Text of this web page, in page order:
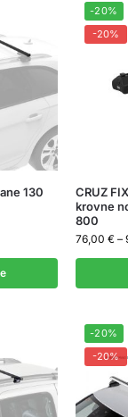
130
-20%
-20%
CRUZ
krovne
800
76,00 € –
-20%
-20%